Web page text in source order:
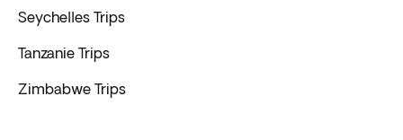
Seychelles Trips
Tanzanie Trips
Zimbabwe Trips